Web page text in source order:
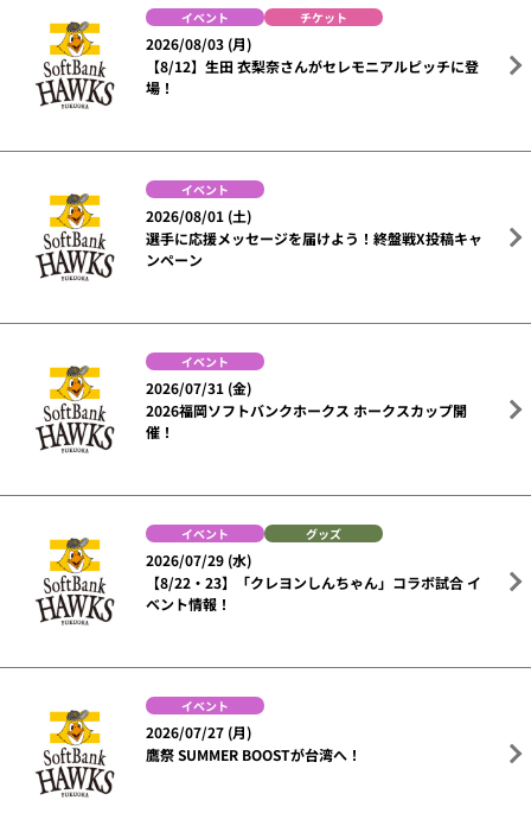
イベント チケット
2026/08/03 (月)
【8/12】生田 衣梨奈さんがセレモニアルピッチに登
場！
イベント
2026/08/01 (土)
選手に応援メッセージを届けよう！終盤戦X投稿キャ
ンペーン
イベント
2026/07/31 (金)
2026福岡ソフトバンクホークス ホークスカップ開
催！
イベント グッズ
2026/07/29 (水)
【8/22・23】「クレヨンしんちゃん」コラボ試合 イ
ベント情報！
イベント
2026/07/27 (月)
鷹祭 SUMMER BOOSTが台湾へ！